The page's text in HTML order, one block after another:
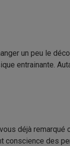
un peu le
entrainante.
déjà remarqué
conscience des